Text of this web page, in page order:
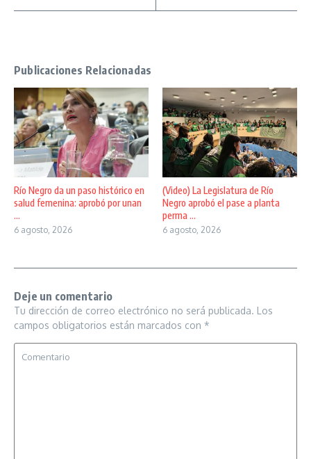
Publicaciones Relacionadas
Río Negro da un paso histórico en
salud femenina: aprobó por unan
...
6 agosto, 2026
(Video) La Legislatura de Río
Negro aprobó el pase a planta
perma ...
6 agosto, 2026
Deje un comentario
Tu dirección de correo electrónico no será publicada. Los
campos obligatorios están marcados con *